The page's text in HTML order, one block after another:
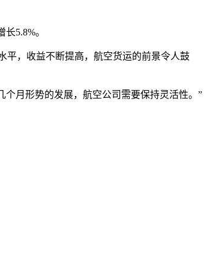
5.8%。
，收益不断提高，航空货运的前景令人鼓
月形势的发展，航空公司需要保持灵活性。”